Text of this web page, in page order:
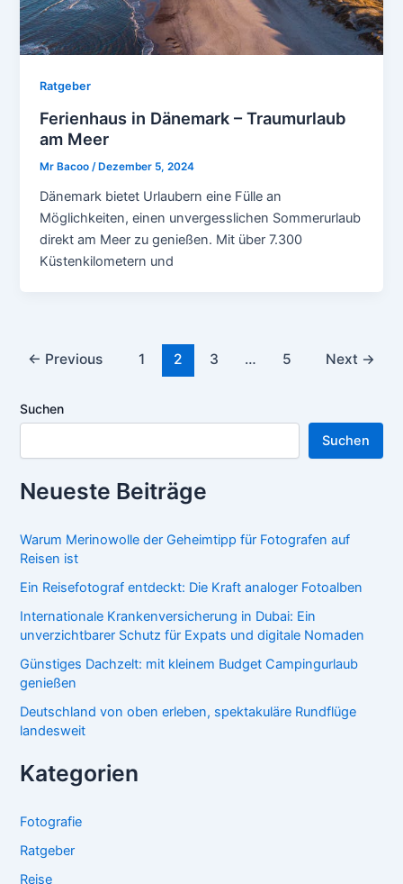
Ratgeber
Ferienhaus in Dänemark – Traumurlaub
am Meer
Mr Bacoo/Dezember 5, 2024
Dänemark bietet Urlaubern eine Fülle an
Möglichkeiten, einen unvergesslichen Sommerurlaub
direkt am Meer zu genießen. Mit über 7.300
Küstenkilometern und
Post← Previous 1 2 3 … 5 Next →
Suchen
Suchen
Neueste Beiträge
Warum Merinowolle der Geheimtipp für Fotografen auf
Reisen ist
Ein Reisefotograf entdeckt: Die Kraft analoger Fotoalben
Internationale Krankenversicherung in Dubai: Ein
unverzichtbarer Schutz für Expats und digitale Nomaden
Günstiges Dachzelt: mit kleinem Budget Campingurlaub
genießen
Deutschland von oben erleben, spektakuläre Rundflüge
landesweit
Kategorien
Fotografie
Ratgeber
Reise